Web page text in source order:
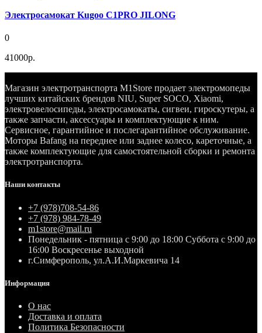
Электросамокат Kugoo C1PRO JILONG
0
41000р.
Магазин электротранспорта M1Store продает электромопеды
лучших китайских брендов NIU, Super SOCO, Xiaomi,
электровелосипеды, электросамокаты, сигвеи, гироскутеры, а
также запчасти, аксессуары и комплектующие к ним.
Сервисное, гарантийное и послегарантийное обслуживание.
Моторы Bafang на переднее или заднее колесо, кареточные, а
также комплектующие для самостоятельной сборки и ремонта
электротранспорта.
Наши контакты
+7 (978)708-54-86
+7 (978) 984-78-49
m1store@mail.ru
Понедельник - пятница с 9:00 до 18:00 Суббота с 9:00 до
16:00 Воскресенье выходной
г.Симферополь, ул.А.И.Маркевича 14
Информация
О нас
Доставка и оплата
Политика Безопасности